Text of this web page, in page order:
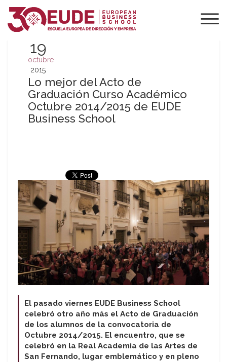
19
octubre
2015
Lo mejor del Acto de
Graduación Curso Académico
Octubre 2014/2015 de EUDE
Business School
El pasado viernes EUDE Business School
celebró otro año más el Acto de Graduación
de los alumnos de la convocatoria de
Octubre 2014/2015. El encuentro, que se
celebró en la Real Academia de las Artes de
San Fernando, lugar emblemático y en pleno